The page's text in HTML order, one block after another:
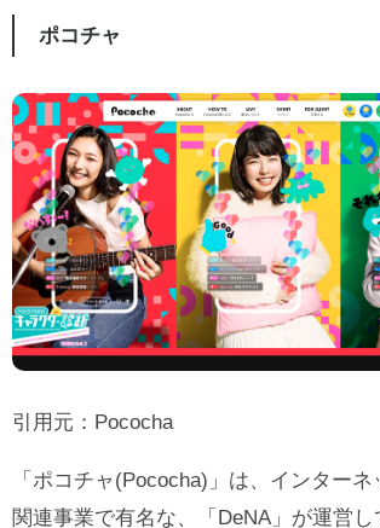
ポコチャ
引用元： Pococha
「ポコチャ(Pococha)」は、インター
関連事業で有名な、「DeNA」が運営